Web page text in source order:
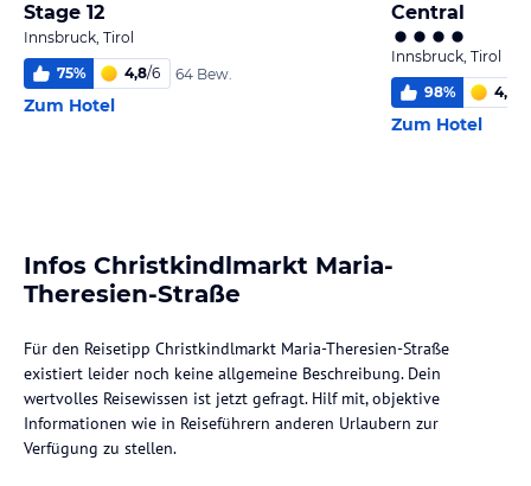
Stage 12
Innsbruck, Tirol
75% 4,8/6 64 Bew.
Zum Hotel
Central
Innsbruck, Tirol
98% 4,7
Zum Hotel
Infos Christkindlmarkt Maria-
Theresien-Straße
Für den Reisetipp Christkindlmarkt Maria-Theresien-Straße
existiert leider noch keine allgemeine Beschreibung. Dein
wertvolles Reisewissen ist jetzt gefragt. Hilf mit, objektive
Informationen wie in Reiseführern anderen Urlaubern zur
Verfügung zu stellen.